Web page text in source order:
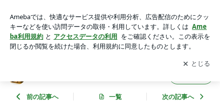
（ユーシーワークス）日本上陸 | IT-Helpの中の人ブログ
アプリをダウンロードして ブログの更新通知
を受け取りまし
ょう。
開く
前の記事へ 一覧 次の記事へ